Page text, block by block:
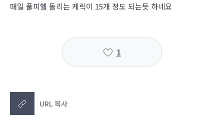
매일 풀피헬 돌리는 케릭이 15개 정도 되는듯 하네요
1
URL 복사